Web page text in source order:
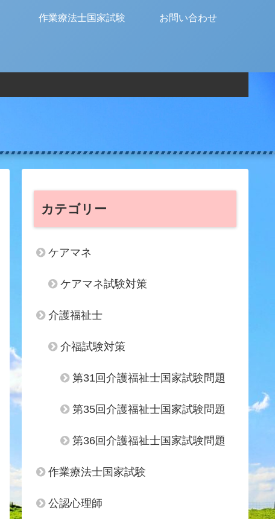
作業療法士国家試験 お問い合わせ
カテゴリー
ケアマネ
ケアマネ試験対策
介護福祉士
介福試験対策
第31回介護福祉士国家試験問題
第35回介護福祉士国家試験問題
第36回介護福祉士国家試験問題
作業療法士国家試験
公認心理師